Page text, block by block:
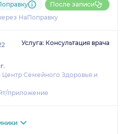
НаПоправку
После записи
Услуга: Консультация врача
Семейного Здоровья и
приложение